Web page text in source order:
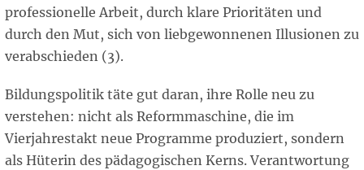
professionelle Arbeit, durch klare Prioritäten und
durch den Mut, sich von liebgewonnenen Illusionen zu
verabschieden (3).
Bildungspolitik täte gut daran, ihre Rolle neu zu
verstehen: nicht als Reformmaschine, die im
Vierjahrestakt neue Programme produziert, sondern
als Hüterin des pädagogischen Kerns. Verantwortung